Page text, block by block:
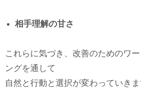
相手理解の甘さ
これらに気づき、改善のためのワ
ングを通して
自然と行動と選択が変わっていきま